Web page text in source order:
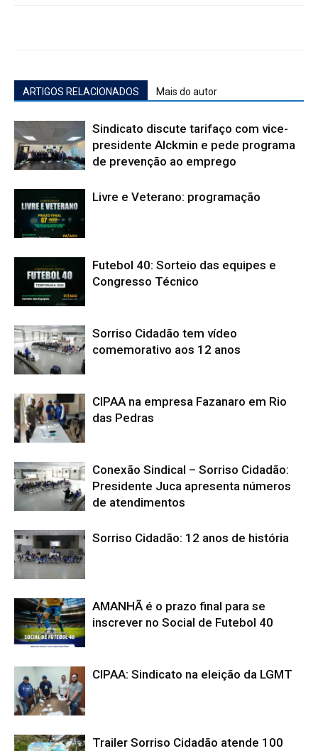
ARTIGOS RELACIONADOS Mais do autor
Sindicato discute tarifaço com vice-
presidente Alckmin e pede programa
de prevenção ao emprego
Livre e Veterano: programação
Futebol 40: Sorteio das equipes e
Congresso Técnico
Sorriso Cidadão tem vídeo
comemorativo aos 12 anos
CIPAA na empresa Fazanaro em Rio
das Pedras
Conexão Sindical – Sorriso Cidadão:
Presidente Juca apresenta números
de atendimentos
Sorriso Cidadão: 12 anos de história
AMANHÃ é o prazo final para se
inscrever no Social de Futebol 40
CIPAA: Sindicato na eleição da LGMT
Trailer Sorriso Cidadão atende 100